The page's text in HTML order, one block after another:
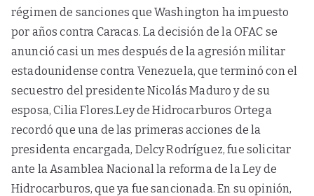
régimen de sanciones que Washington ha impuesto
por años contra Caracas. La decisión de la OFAC se
anunció casi un mes después de la agresión militar
estadounidense contra Venezuela, que terminó con el
secuestro del presidente Nicolás Maduro y de su
esposa, Cilia Flores.Ley de Hidrocarburos Ortega
recordó que una de las primeras acciones de la
presidenta encargada, Delcy Rodríguez, fue solicitar
ante la Asamblea Nacional la reforma de la Ley de
Hidrocarburos, que ya fue sancionada. En su opinión,